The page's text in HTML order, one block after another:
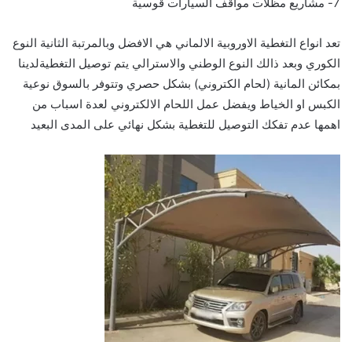
7- مشاريع مظلات مواقف السيارات قوسية
تعد انواع التغطية الاوروبية الالماني هي الافضل وبالمرتبة الثانية النوع
الكوري وبعد ذالك النوع الوطني والاسترالي يتم توصيل التغطيةلدينا
بمكائن المانية (لحام الكتروني) بشكل حصري وتتوفر بالسوق نوعية
الكبس او الخياط ويفضل عمل اللحام الالكتروني لعدة اسباب من
اهمها عدم تفكك التوصيل للتغطية بشكل نهائي على المدى البعيد